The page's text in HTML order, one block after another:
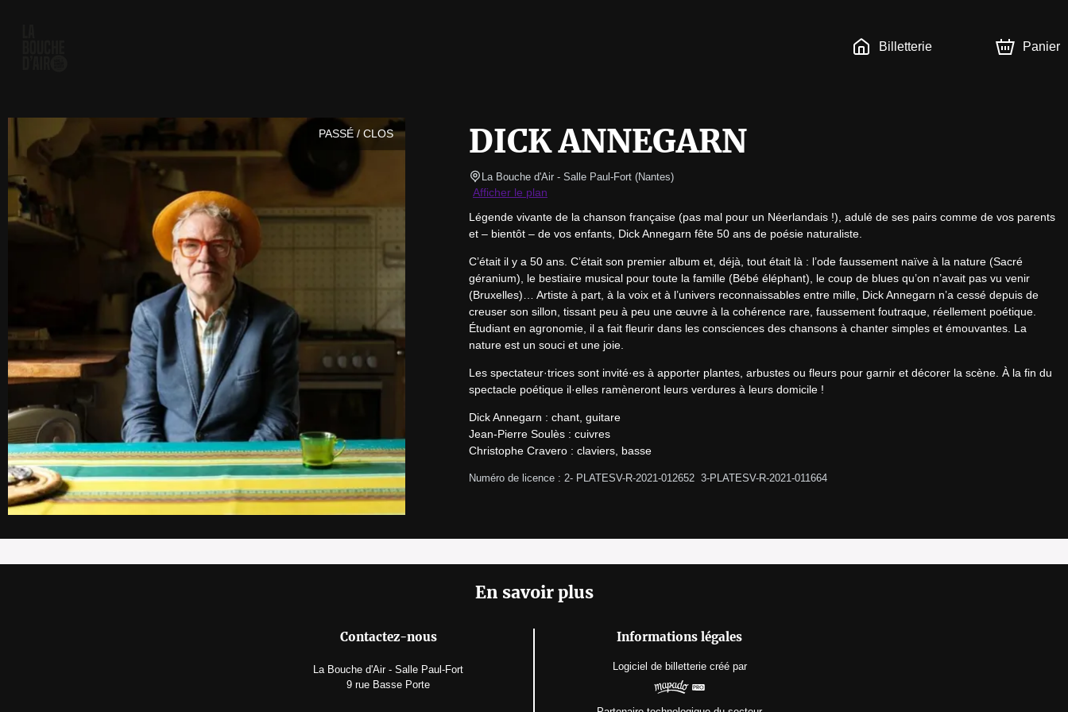
Billetterie Panier
PASSÉ / CLOS DICK ANNEGARN
La Bouche d'Air - Salle Paul-Fort (Nantes)
Afficher le plan
Légende vivante de la chanson française (pas mal pour un Néerlandais !), adulé de ses pairs comme de vos parents
et – bientôt – de vos enfants, Dick Annegarn fête 50 ans de poésie naturaliste.
C’était il y a 50 ans. C’était son premier album et, déjà, tout était là : l’ode faussement naïve à la nature (Sacré
géranium), le bestiaire musical pour toute la famille (Bébé éléphant), le coup de blues qu’on n’avait pas vu venir
(Bruxelles)… Artiste à part, à la voix et à l’univers reconnaissables entre mille, Dick Annegarn n’a cessé depuis de
creuser son sillon, tissant peu à peu une œuvre à la cohérence rare, faussement foutraque, réellement poétique.
Étudiant en agronomie, il a fait fleurir dans les consciences des chansons à chanter simples et émouvantes. La
nature est un souci et une joie.
Les spectateur·trices sont invité·es à apporter plantes, arbustes ou fleurs pour garnir et décorer la scène. À la fin du
spectacle poétique il·elles ramèneront leurs verdures à leurs domicile !
Dick Annegarn : chant, guitare
Jean-Pierre Soulès : cuivres
Christophe Cravero : claviers, basse
Numéro de licence : 2- PLATESV-R-2021-012652  3-PLATESV-R-2021-011664
En savoir plus
Contactez-nous
La Bouche d'Air - Salle Paul-Fort
9 rue Basse Porte
Informations légales
Logiciel de billetterie créé par